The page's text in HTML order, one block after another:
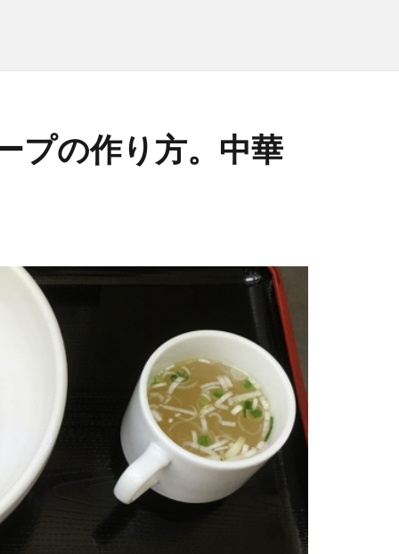
プの作り方。中華